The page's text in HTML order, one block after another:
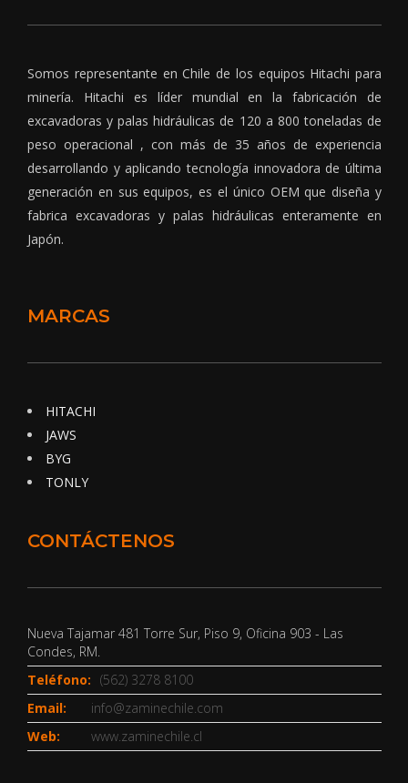
Somos representante en Chile de los equipos Hitachi para
minería. Hitachi es líder mundial en la fabricación de
excavadoras y palas hidráulicas de 120 a 800 toneladas de
peso operacional , con más de 35 años de experiencia
desarrollando y aplicando tecnología innovadora de última
generación en sus equipos, es el único OEM que diseña y
fabrica excavadoras y palas hidráulicas enteramente en
Japón.
MARCAS
HITACHI
JAWS
BYG
TONLY
CONTÁCTENOS
Nueva Tajamar 481 Torre Sur, Piso 9, Oficina 903 - Las
Condes, RM.
Teléfono: (562) 3278 8100
Email:
info@zaminechile.com
Web:
www.zaminechile.cl